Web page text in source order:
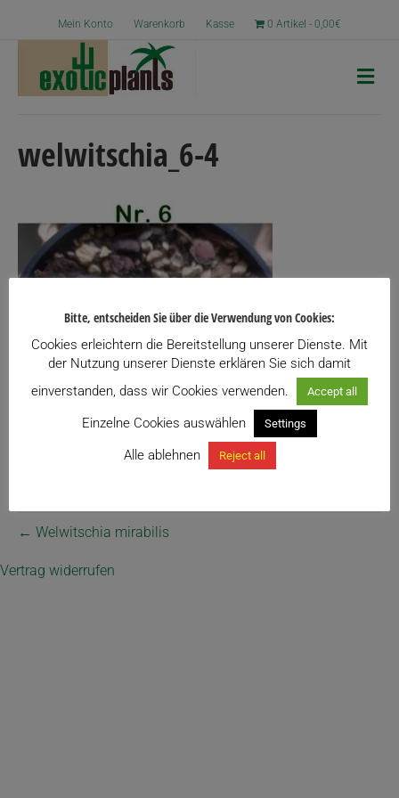
Mein Konto Warenkorb Kasse 0 Artikel 0,00€
N
a
welwitschia_6-4
← Welwitschia mirabilis
Vertrag widerrufen
Bitte, entscheiden Sie über die Verwendung von Cookies:
Cookies erleichtern die Bereitstellung unserer Dienste. Mit
der Nutzung unserer Dienste erklären Sie sich damit
einverstanden, dass wir Cookies verwenden.
Accept all
Einzelne Cookies auswählen Settings
Alle ablehnen Reject all